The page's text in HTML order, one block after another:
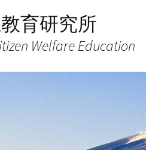
育研究所
Welfare Education